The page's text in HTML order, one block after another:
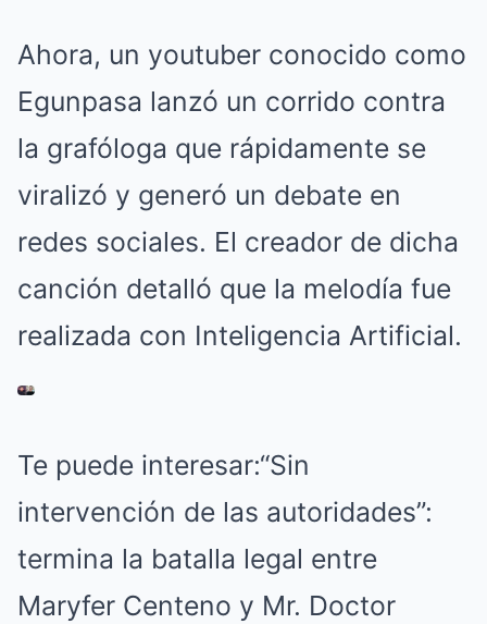
Ahora, un youtuber conocido como
Egunpasa lanzó un corrido contra
la grafóloga que rápidamente se
viralizó y generó un debate en
redes sociales. El creador de dicha
canción detalló que la melodía fue
realizada con Inteligencia Artificial.
Te puede interesar:“Sin
intervención de las autoridades”:
termina la batalla legal entre
Maryfer Centeno y Mr. Doctor